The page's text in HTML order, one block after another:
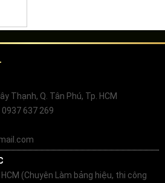
Thạnh, Q. Tân Phú, Tp. HCM
637 269
HCM (Chuyên Làm bảng hiệu, thi công